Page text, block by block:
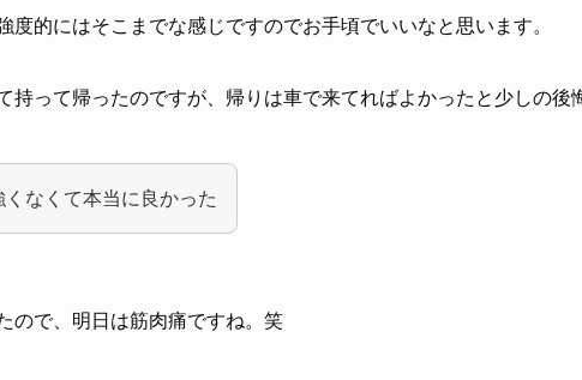
度的にはそこまでな感じですのでお手頃でいいなと思います。
持って帰ったのですが、帰りは車で来てればよかったと少しの後
くなくて本当に良かった
ので、明日は筋肉痛ですね。笑